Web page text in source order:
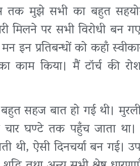
तक मुझे सभी का बहुत
मिलने पर सभी विरोधी बन
इन प्रतिबन्धों को कहाँ
काम किया। मैं टॉर्च की
बहुत सहज बात हो गई थी।
चार घण्टे तक पहुँच जाता
थी, ऐसी दिनचर्या बन गई।